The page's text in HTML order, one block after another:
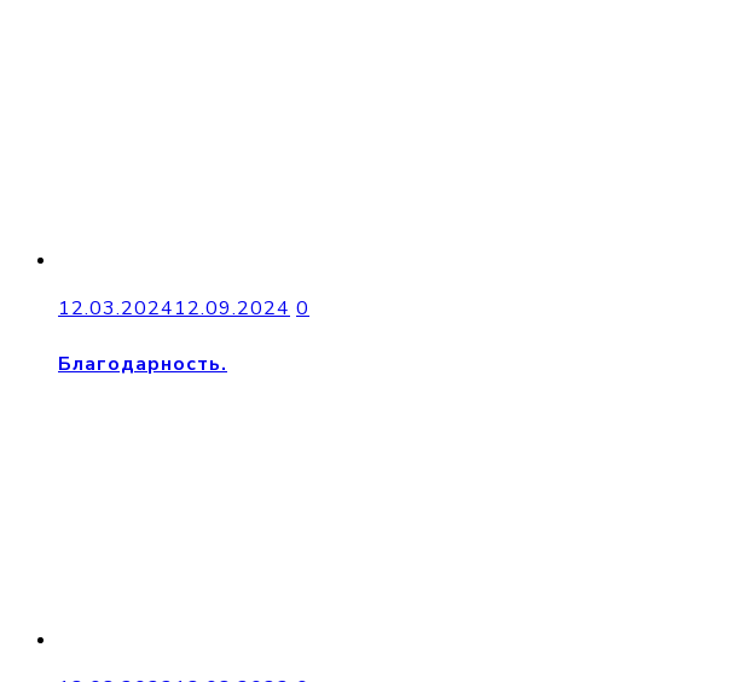
12.03.202412.09.2024 0
Благодарность.